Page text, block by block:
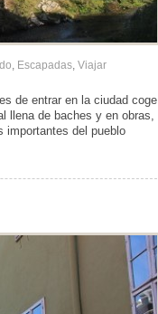
Escapadas Viajar
de entrar en la ciudad coge
llena de baches y en obras,
importantes del pueblo